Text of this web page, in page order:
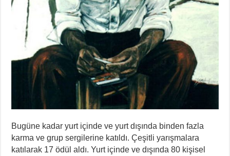
Bugüne kadar yurt içinde ve yurt dışında binden fazla
karma ve grup sergilerine katıldı. Çeşitli yarışmalara
katılarak 17 ödül aldı. Yurt içinde ve dışında 80 kişisel